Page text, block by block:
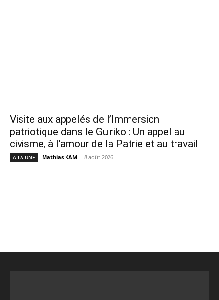
Visite aux appelés de l’Immersion
patriotique dans le Guiriko : Un appel au
civisme, à l’amour de la Patrie et au travail
A LA UNE Mathias KAM - 8 août 2026